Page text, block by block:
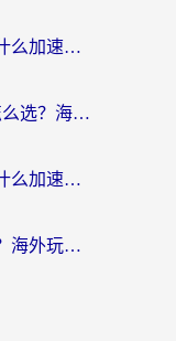
海外党必看：国外炫舞时代用什么加速器比较好？解决延迟卡顿的终极方案
美国玩剑网3指尖江湖加速器怎么选？海外党亲测避坑指南
境外玩反恐精英：全球攻势用什么加速器？2026海外玩家亲测实用指南
少女前线在国外怎么加速游戏？海外玩家必看的国服游戏畅玩指南